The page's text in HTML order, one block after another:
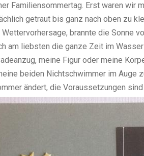
Familiensommertag. Erst waren wir
getraut bis ganz nach oben zu
brannte die Sonne
am liebsten die ganze Zeit im
meine Figur oder meine
beiden Nichtschwimmer im Auge
ändert, die Voraussetzungen sind